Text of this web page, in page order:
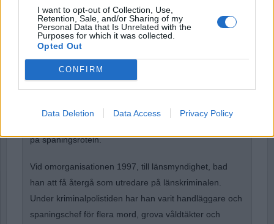
I want to opt-out of Collection, Use,
Retention, Sale, and/or Sharing of my
Personal Data that Is Unrelated with the
Purposes for which it was collected.
Opted Out
CONFIRM
Data Deletion Data Access Privacy Policy
Forgot Password
Stöd Para§rafs bevakning av högerextremismen
Börje R P Carlsson
kriminalpolisen arbetat med företrädesvis de grövsta
brotten. Under ett par år var han rotelchef för en rotel
på spaningsroteln.
Vid omorganisationen 1997, till länsmyndighet, bad
han att få återgå som utredare på länskriminalen.
Under kriminalpolistiden har han varit handläggare och
spaningschef för flera mord, grova våldtäkter och